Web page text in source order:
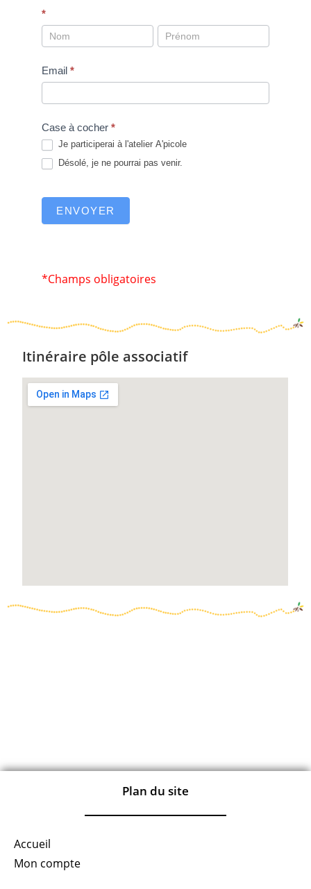
2024
Participation
A'picole
*
Email *
Case à cocher *
Je participerai à l'atelier A'picole
Désolé, je ne pourrai pas venir.
ENVOYER
*Champs obligatoires
Itinéraire pôle associatif
Plan du site
Accueil
Mon compte